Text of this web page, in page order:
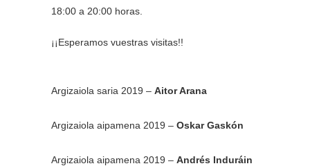
18:00 a 20:00 horas.
¡¡Esperamos vuestras visitas!!
Argizaiola saria 2019 – Aitor Arana
Argizaiola aipamena 2019 – Oskar Gaskón
Argizaiola aipamena 2019 – Andrés Induráin